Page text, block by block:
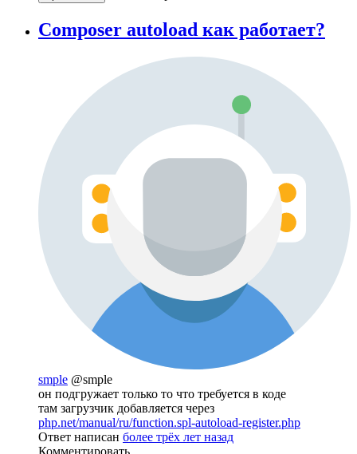
Composer autoload как работает?
smple @smple
он подгружает только то что требуется в коде
там загрузчик добавляется через
php.net/manual/ru/function.spl-autoload-register.php
Ответ написан более трёх лет назад